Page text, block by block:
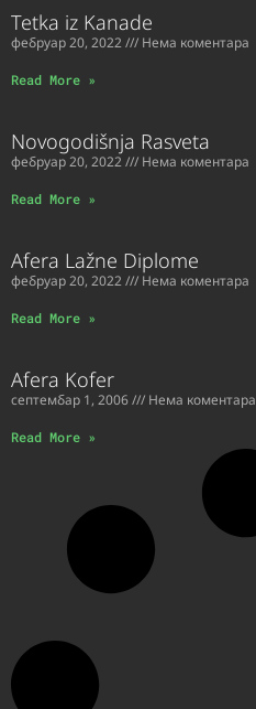
Tetka iz Kanade
фебруар 20, 2022 Нема коментара
Read More »
Novogodišnja Rasveta
фебруар 20, 2022 Нема коментара
Read More »
Afera Lažne Diplome
фебруар 20, 2022 Нема коментара
Read More »
Afera Kofer
септембар 1, 2006 Нема коментара
Read More »